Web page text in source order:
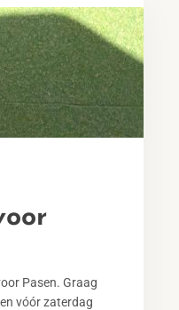
Pasen. Graag
vóór zaterdag